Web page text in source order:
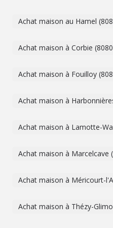
Achat maison au Hamel
Achat maison à Corbie
Achat maison à Fouilloy
Achat maison à
Achat maison à Lamotte-
Achat maison à Marcelcave
Achat maison à Méricourt-
Achat maison à Thézy-